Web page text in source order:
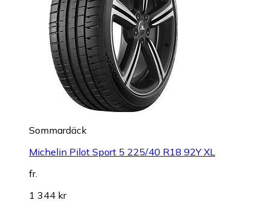
Sommardäck
Michelin Pilot Sport 5 225/40 R18 92Y XL
fr.
1 344 kr